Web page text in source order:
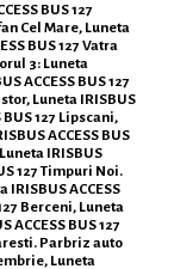
BUS 127
Cel Mare, Luneta
BUS 127 Vatra
3: Luneta
ACCESS BUS 127
Luneta IRISBUS
BUS 127 Lipscani,
ACCESS BUS
IRISBUS
127 Timpuri Noi.
IRISBUS ACCESS
Berceni, Luneta
ACCESS BUS 127
Parbriz auto
Luneta